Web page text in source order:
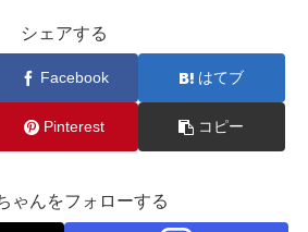
シェアする
Facebook はてブ
Pinterest コピー
ゃんをフォローする